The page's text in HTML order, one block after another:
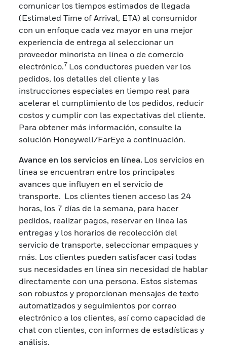
comunicar los tiempos estimados de llegada
(Estimated Time of Arrival, ETA) al consumidor
con un enfoque cada vez mayor en una mejor
experiencia de entrega al seleccionar un
proveedor minorista en línea o de comercio
electrónico.7 Los conductores pueden ver los
pedidos, los detalles del cliente y las
instrucciones especiales en tiempo real para
acelerar el cumplimiento de los pedidos, reducir
costos y cumplir con las expectativas del cliente.
Para obtener más información, consulte la
solución Honeywell/FarEye a continuación.
Avance en los servicios en línea. Los servicios en
línea se encuentran entre los principales
avances que influyen en el servicio de
transporte. Los clientes tienen acceso las 24
horas, los 7 días de la semana, para hacer
pedidos, realizar pagos, reservar en línea las
entregas y los horarios de recolección del
servicio de transporte, seleccionar empaques y
más. Los clientes pueden satisfacer casi todas
sus necesidades en línea sin necesidad de hablar
directamente con una persona. Estos sistemas
son robustos y proporcionan mensajes de texto
automatizados y seguimientos por correo
electrónico a los clientes, así como capacidad de
chat con clientes, con informes de estadísticas y
análisis.